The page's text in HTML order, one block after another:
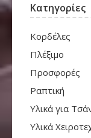
Κατηγορίες
Κορδέλες
Πλέξιμο
Προσφορές
Ραπτική
Υλικά για
Υλικά